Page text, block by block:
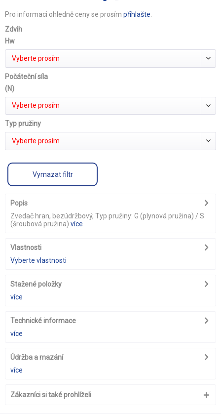
Pro informaci ohledně ceny se prosím přihlašte
Zdvih
Hw
Vyberte prosím
Počáteční síla
(N)
Vyberte prosím
Typ pružiny
Vyberte prosím
Vymazat filtr
Popis
Zvedač hran, bezúdržbový, Typ pružiny: G (plynová pružina) / S
(šroubová pružina) více
Vlastnosti
Vyberte vlastnosti
Stažené položky
více
Technické informace
více
Údržba a mazání
více
Zákazníci si také prohlíželi